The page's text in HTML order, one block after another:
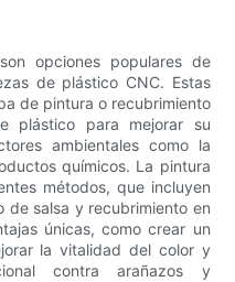
opciones populares de
de plástico CNC. Estas
de pintura o recubrimiento
plástico para mejorar su
ambientales como la
químicos. La pintura
métodos, que incluyen
de salsa y recubrimiento en
únicas, como crear un
la vitalidad del color y
contra arañazos y